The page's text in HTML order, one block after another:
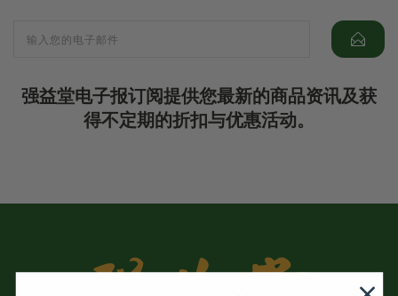
强益堂电子报订阅提供您最新的商品资讯及获
得不定期的折扣与优惠活动。